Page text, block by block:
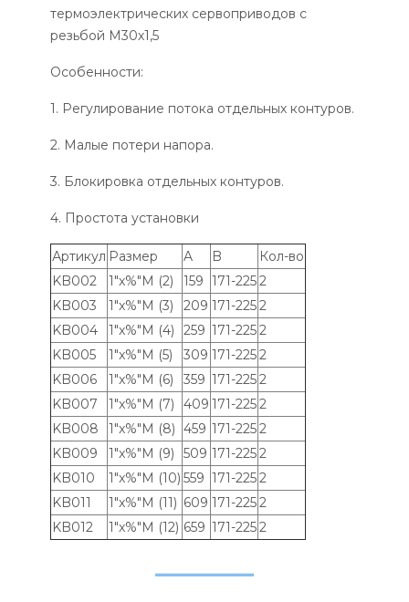
термоэлектрических сервоприводов с
резьбой М30х1,5
Особенности:
1. Регулирование потока отдельных контуров.
2. Малые потери напора.
3. Блокировка отдельных контуров.
4. Простота установки
Артикул Размер A B
Кол-во
KB002
1"x%"M (2) 159 171-2252
KB003
1"x%"M (3) 209 171-2252
KB004
1"x%"M (4) 259 171-2252
KB005
1"x%"M (5) 309 171-2252
KB006
1"x%"M (6) 359 171-2252
KB007
1"x%"M (7) 409 171-2252
KB008
1"x%"M (8) 459 171-2252
KB009
1"x%"M (9) 509 171-2252
KB010
1"x%"M (10) 559 171-2252
KB011
1"x%"M (11) 609 171-2252
KB012
1"x%"M (12) 659 171-2252